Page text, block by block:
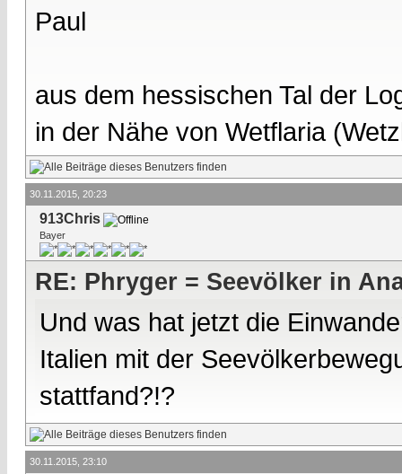
Paul
aus dem hessischen Tal der
in der Nähe von Wetflaria
30.11.2015, 20:23
913Chris
Bayer
RE: Phryger = Seevölker in
Und was hat jetzt die
Italien mit der
stattfand?!?
30.11.2015, 23:10